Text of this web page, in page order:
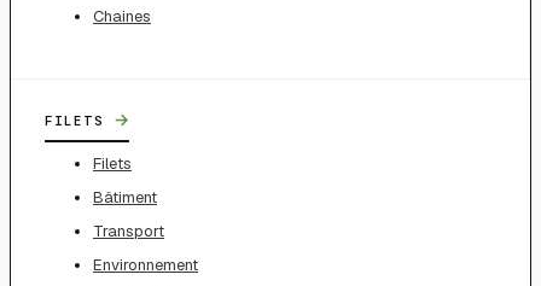
Chaines
FILETS →
Filets
Bâtiment
Transport
Environnement